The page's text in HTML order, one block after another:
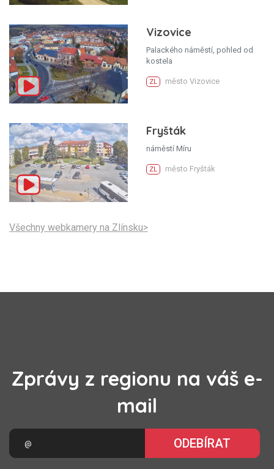
Vizovice
Palackého náměstí, pohled od
kostela
ZL město Vizovice
Fryšták
náměstí Míru
ZL město Fryšták
Všechny webkamery na Zlínsku>
Zprávy z regionu na váš e-
mail
ODEBÍRAT